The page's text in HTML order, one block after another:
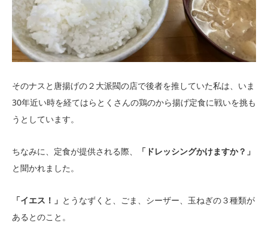
そのナスと唐揚げの２大派閥の店で後者を推していた私は、いま
30年近い時を経てはらとくさんの鶏のから揚げ定食に戦いを挑も
うとしています。
ちなみに、定食が提供される際、
「ドレッシングかけますか？」
と聞かれました。
「イエス！」 とうなずくと、ごま、シーザー、玉ねぎの３種類が
あるとのこと。